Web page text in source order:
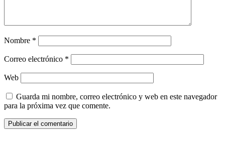
Nombre *
Correo electrónico *
Web
Guarda mi nombre, correo electrónico y web en este navegador
para la próxima vez que comente.